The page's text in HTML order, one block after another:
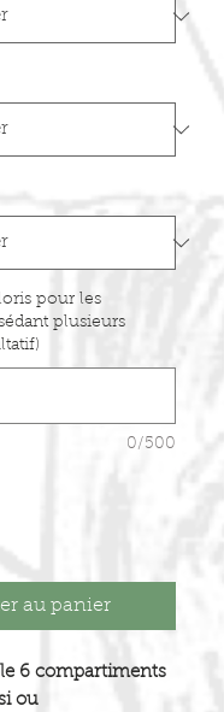
pour les
plusieurs
0/500
au panier
6 compartiments
ou